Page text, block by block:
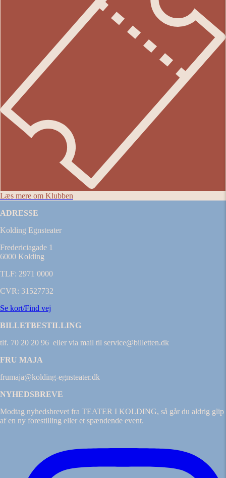
Læs mere om Klubben
ADRESSE
Kolding Egnsteater
Fredericiagade 1
6000 Kolding
TLF: 2971 0000
CVR: 31527732
Se kort/Find vej
BILLETBESTILLING
tlf. 70 20 20 96 eller via mail til service@billetten.dk
FRU MAJA
frumaja@kolding-egnsteater.dk
NYHEDSBREVE
Modtag nyhedsbrevet fra TEATER I KOLDING, så går du aldrig glip
af en ny forestilling eller et spændende event.